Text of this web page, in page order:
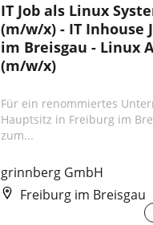
IT Job als Linux
(m/w/x) - IT Inhouse
im Breisgau - Linux
(m/w/x)
Für ein renommiertes
Hauptsitz in Freiburg im
zum...
grinnberg GmbH
Freiburg im Breisgau